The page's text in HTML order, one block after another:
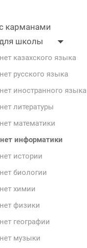
карманами
школы
казахского языка
русского языка
иностранного языка
литературы
математики
информатики
истории
биологии
химии
физики
географии
музыки